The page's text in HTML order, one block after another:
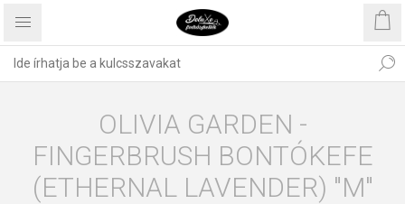
OLIVIA GARDEN -
FINGERBRUSH BONTÓKEFE
(ETHERNAL LAVENDER) "M"